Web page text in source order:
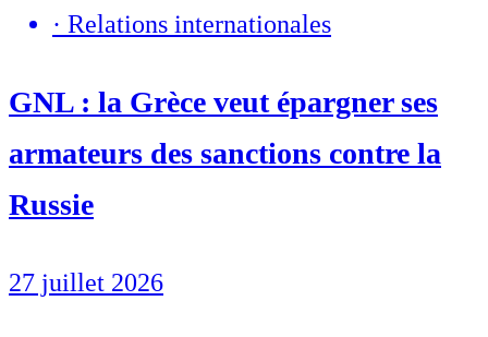
· Relations internationales
GNL : la Grèce veut épargner ses
armateurs des sanctions contre la
Russie
27 juillet 2026